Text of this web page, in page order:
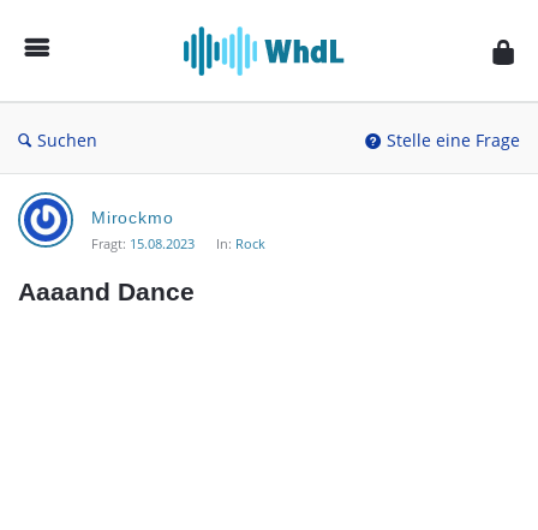
von
Suchen Stelle eine Frage
Musikforum
von
WieheisstdasLied.de
Mirockmo
Fragt: 15.08.2023 In: Rock
Aaaand Dance